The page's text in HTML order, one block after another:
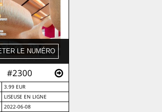
#2300
3.99 EUR
LISEUSE EN LIGNE
2022-06-08